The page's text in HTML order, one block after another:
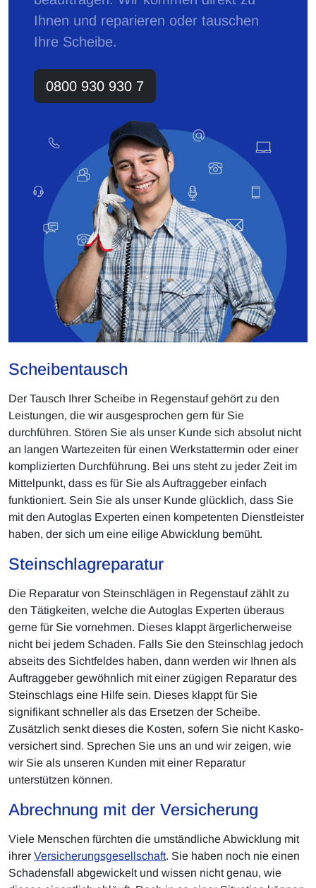
Ihnen und reparieren oder tauschen
Ihre Scheibe.
0800 930 930 7
Scheibentausch
Der Tausch Ihrer Scheibe in Regenstauf gehört zu den
Leistungen, die wir ausgesprochen gern für Sie
durchführen. Stören Sie als unser Kunde sich absolut nicht
an langen Wartezeiten für einen Werkstattermin oder einer
komplizierten Durchführung. Bei uns steht zu jeder Zeit im
Mittelpunkt, dass es für Sie als Auftraggeber einfach
funktioniert. Sein Sie als unser Kunde glücklich, dass Sie
mit den Autoglas Experten einen kompetenten Dienstleister
haben, der sich um eine eilige Abwicklung bemüht.
Steinschlagreparatur
Die Reparatur von Steinschlägen in Regenstauf zählt zu
den Tätigkeiten, welche die Autoglas Experten überaus
gerne für Sie vornehmen. Dieses klappt ärgerlicherweise
nicht bei jedem Schaden. Falls Sie den Steinschlag jedoch
abseits des Sichtfeldes haben, dann werden wir Ihnen als
Auftraggeber gewöhnlich mit einer zügigen Reparatur des
Steinschlags eine Hilfe sein. Dieses klappt für Sie
signifikant schneller als das Ersetzen der Scheibe.
Zusätzlich senkt dieses die Kosten, sofern Sie nicht Kasko-
versichert sind. Sprechen Sie uns an und wir zeigen, wie
wir Sie als unseren Kunden mit einer Reparatur
unterstützen können.
Abrechnung mit der Versicherung
Viele Menschen fürchten die umständliche Abwicklung mit
ihrer Versicherungsgesellschaft. Sie haben noch nie einen
Schadensfall abgewickelt und wissen nicht genau, wie